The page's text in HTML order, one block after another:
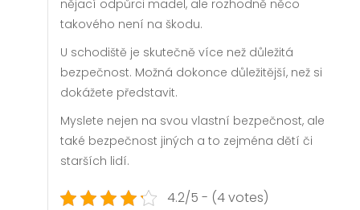
nějací odpůrci madel, ale rozhodně něco
takového není na škodu.
U schodiště je skutečně více než důležitá
bezpečnost. Možná dokonce důležitější, než si
dokážete představit.
Myslete nejen na svou vlastní bezpečnost, ale
také bezpečnost jiných a to zejména dětí či
starších lidí.
4.2/5 - (4 votes)